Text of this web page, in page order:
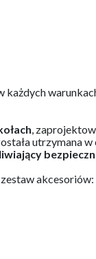
każdych
,
utrzymana w
zestaw akcesoriów: